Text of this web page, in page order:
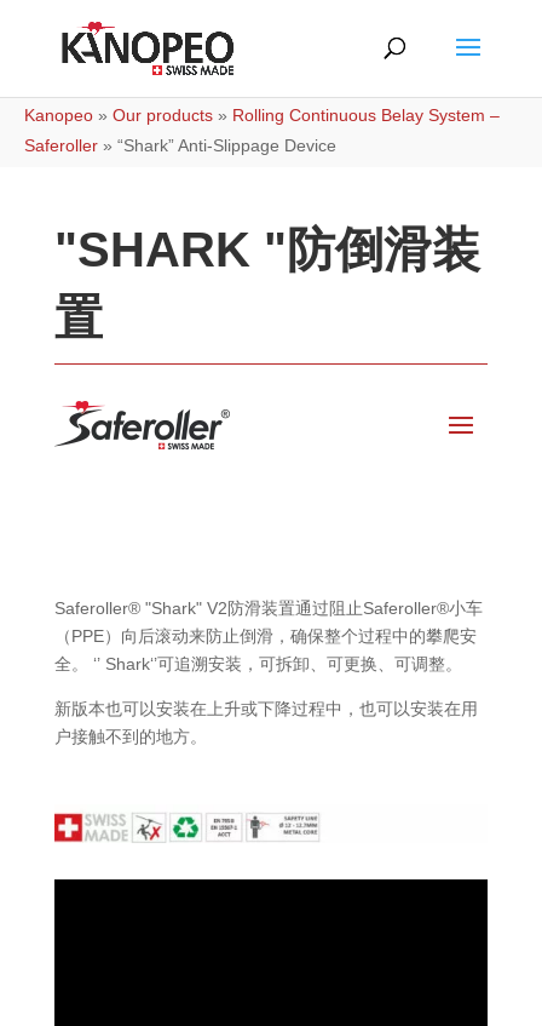
Kanopeo » Our products » Rolling Continuous Belay System –
Saferoller » “Shark” Anti-Slippage Device
"SHARK "防倒滑装
置
Saferoller® "Shark" V2防滑装置通过阻止Saferoller®小车
（PPE）向后滚动来防止倒滑，确保整个过程中的攀爬安
全。 ‘’ Shark‘’可追溯安装，可拆卸、可更换、可调整。
新版本也可以安装在上升或下降过程中，也可以安装在用
户接触不到的地方。